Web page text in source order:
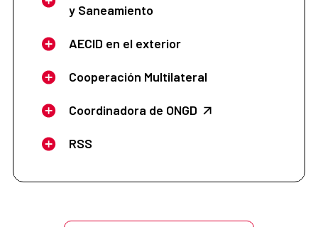
y Saneamiento
AECID en el exterior
Cooperación Multilateral
Coordinadora de ONGD
RSS